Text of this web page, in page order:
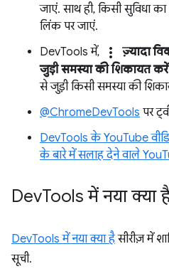
जाएं. साथ ही, किसी सुविधा
लिंक पर जाएं.
DevTools में,
more_vert ज़्यादा
जुड़ी समस्या की शिकायत करें
से जुड़ी किसी समस्या की
@ChromeDevTools पर
DevTools के YouTube
के बारे में सलाह देने वाले
DevTools में नया क्या
DevTools में नया क्या हैसीरीज़ में
सूची.